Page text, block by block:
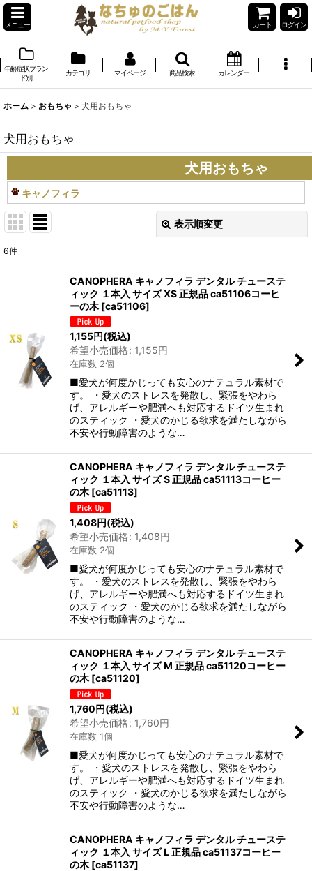
メニュー カート ログイン
年齢症状ブラン
ド別
カテゴリ マイページ 商品検索 カレンダー
ホーム > おもちゃ > 犬用おもちゃ
犬用おもちゃ
犬用おもちゃ
キャノフィラ
表示順変更
6件
CANOPHERA キャノフィラ デンタル チューステ
ィック １本入 サイズ XS 正規品 ca51106コーヒ
ーの木 [ca51106]
1,155円(税込)
希望小売価格: 1,155円
在庫数 2個
■愛犬が何度かじっても安心のナテュラル素材で
す。 ・愛犬のストレスを発散し、緊張をやわら
げ、アレルギーや肥満へも対応するドイツ生まれ
のスティック ・愛犬のかじる欲求を満たしながら
不安や行動障害のような…
CANOPHERA キャノフィラ デンタル チューステ
ィック １本入 サイズ S 正規品 ca51113コーヒー
の木 [ca51113]
1,408円(税込)
希望小売価格: 1,408円
在庫数 2個
■愛犬が何度かじっても安心のナテュラル素材で
す。 ・愛犬のストレスを発散し、緊張をやわら
げ、アレルギーや肥満へも対応するドイツ生まれ
のスティック ・愛犬のかじる欲求を満たしながら
不安や行動障害のような…
CANOPHERA キャノフィラ デンタル チューステ
ィック １本入 サイズ M 正規品 ca51120コーヒー
の木 [ca51120]
1,760円(税込)
希望小売価格: 1,760円
在庫数 1個
■愛犬が何度かじっても安心のナテュラル素材で
す。 ・愛犬のストレスを発散し、緊張をやわら
げ、アレルギーや肥満へも対応するドイツ生まれ
のスティック ・愛犬のかじる欲求を満たしながら
不安や行動障害のような…
CANOPHERA キャノフィラ デンタル チューステ
ィック １本入 サイズ L 正規品 ca51137コーヒー
の木 [ca51137]